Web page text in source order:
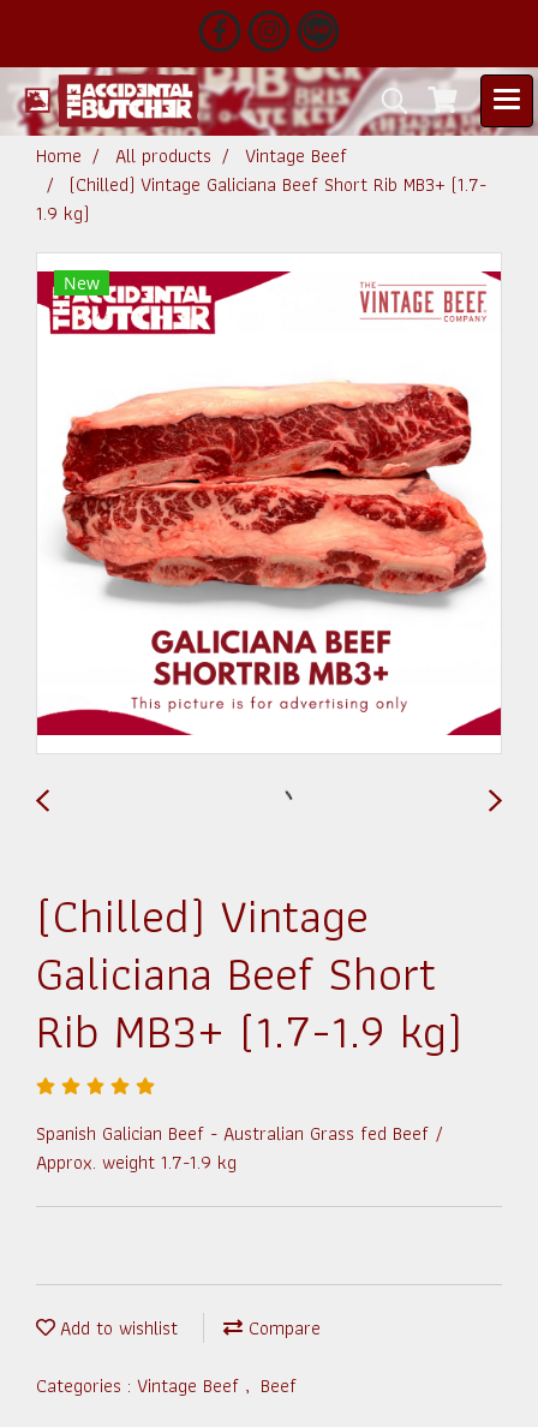
Home All products
Vintage Beef
(Chilled) Vintage Galiciana Beef Short Rib MB3+ (1.7-
1.9 kg)
New
(Chilled) Vintage
Galiciana Beef Short
Rib MB3+ (1.7-1.9 kg)
Spanish Galician Beef - Australian Grass fed Beef /
Approx. weight 1.7-1.9 kg
Add to wishlist
Compare
Categories : Vintage Beef , Beef